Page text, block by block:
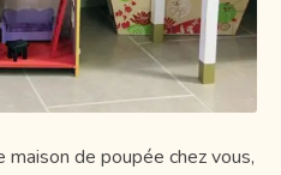
maison de poupée chez vous,